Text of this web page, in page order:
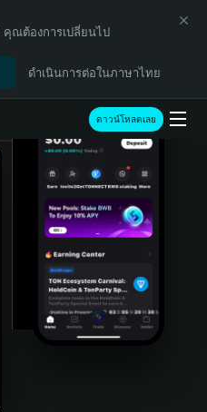
คุณต้องการเปลี่ยนไป
ดำเนินการต่อในภาษาไทย
ดาวน์โหลดเลย